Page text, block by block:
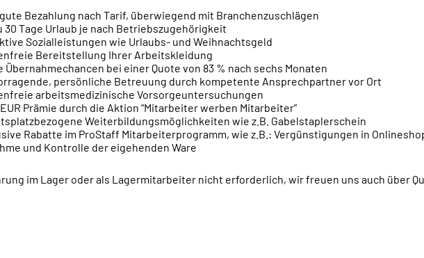
Bezahlung nach Tarif, überwiegend mit Branchenzuschlägen
30 Tage Urlaub je nach Betriebszugehörigkeit
Sozialleistungen wie Urlaubs- und Weihnachtsgeld
Bereitstellung Ihrer Arbeitskleidung
Übernahmechancen bei einer Quote von 83 % nach sechs Monaten
persönliche Betreuung durch kompetente Ansprechpartner vor Ort
arbeitsmedizinische Vorsorgeuntersuchungen
Prämie durch die Aktion “Mitarbeiter werben Mitarbeiter”
Weiterbildungsmöglichkeiten wie z.B. Gabelstaplerschein
Rabatte im ProStaff Mitarbeiterprogramm, wie z.B.: Vergünstigungen in
und Kontrolle der eigehenden Ware
im Lager oder als Lagermitarbeiter nicht erforderlich, wir freuen uns auch über